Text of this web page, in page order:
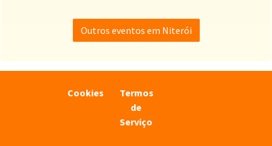
Outros eventos em Niterói
Cookies
Termos
de
Serviço